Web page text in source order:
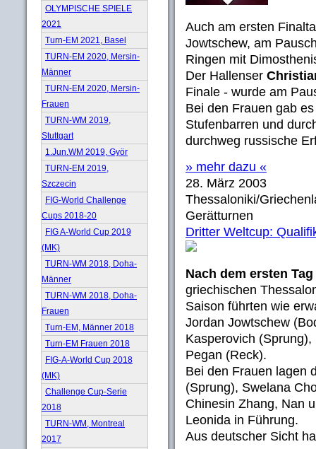
OLYMPISCHE SPIELE
2021
Turn-EM 2021, Basel
TURN-EM 2020, Mersin-
Männer
TURN-EM 2020, Mersin-
Frauen
TURN-WM 2019,
Stuttgart
1.Jun.WM 2019, Györ
TURN-EM 2019,
Szczecin
FIG-World Challenge
Cups 2018-20
FIG A-World Cup 2019
(MK)
TURN-WM 2018, Doha-
Männer
TURN-WM 2018, Doha-
Frauen
Turn-EM, Männer 2018
Turn-EM Frauen 2018
FIG-A-World Cup 2018
(MK)
Challenge Cup-Serie
2018
TURN-WM, Montreal
2017
Auch am ersten
Jowtschew, am
Ringen mit
Der Hallenser
Finale - wurde am
Bei den Frauen gab
Stufenbarren und
durchweg russische
» mehr dazu «
28. März 2003
Thessaloniki/
Gerätturnen
Dritter Weltcup:
Nach dem ersten Tag
griechischen
Saison führten wie
Jordan Jowtschew
Kasperovich
Pegan (Reck).
Bei den Frauen lagen
(Sprung), Swelana
Chinesin Zhang, Nan
Leonida in Führung.
Aus deutscher Sicht